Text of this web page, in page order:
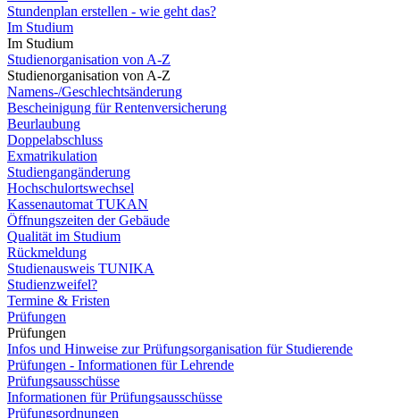
Stundenplan erstellen - wie geht das?
Im Studium
Im Studium
Studienorganisation von A-Z
Studienorganisation von A-Z
Namens-/Geschlechtsänderung
Bescheinigung für Rentenversicherung
Beurlaubung
Doppelabschluss
Exmatrikulation
Studiengangänderung
Hochschulortswechsel
Kassenautomat TUKAN
Öffnungszeiten der Gebäude
Qualität im Studium
Rückmeldung
Studienausweis TUNIKA
Studienzweifel?
Termine & Fristen
Prüfungen
Prüfungen
Infos und Hinweise zur Prüfungsorganisation für Studierende
Prüfungen - Informationen für Lehrende
Prüfungsausschüsse
Informationen für Prüfungsausschüsse
Prüfungsordnungen